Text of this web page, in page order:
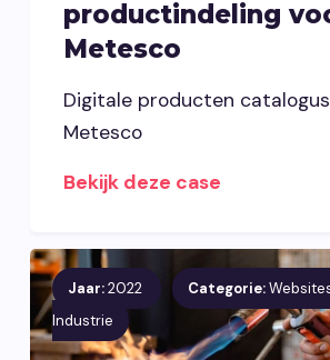
productindeling
Metesco
Digitale producten
Metesco
Bekijk deze case
Jaar:2022 Categorie:
Industrie